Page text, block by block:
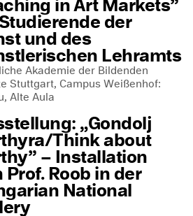
in Art Markets”
der
und des
Lehramts
Akademie der Bildenden
Stuttgart, Campus Weißenhof:
Alte Aula
„Gondolj
Think about
– Installation
Prof. Roob in der
National